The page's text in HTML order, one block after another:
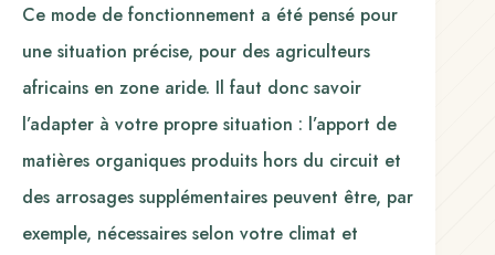
Ce mode de fonctionnement a été pensé pour
une situation précise, pour des agriculteurs
africains en zone aride. Il faut donc savoir
l’adapter à votre propre situation : l’apport de
matières organiques produits hors du circuit et
des arrosages supplémentaires peuvent être, par
exemple, nécessaires selon votre climat et